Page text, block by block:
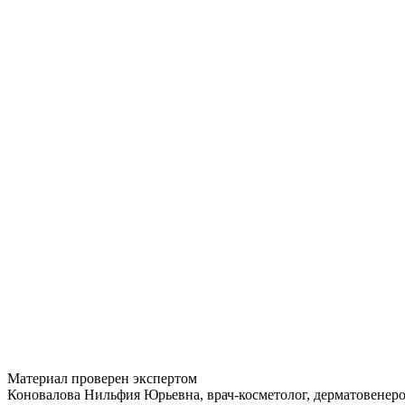
Материал проверен экспертом
Коновалова Нильфия Юрьевна, врач-косметолог,